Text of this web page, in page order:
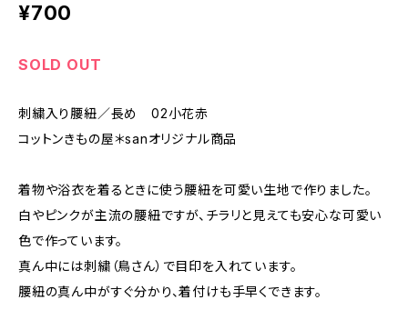
¥700
SOLD OUT
刺繍入り腰紐／長め 02小花赤
コットンきもの屋＊sanオリジナル商品
着物や浴衣を着るときに使う腰紐を可愛い生地で作りました。
白やピンクが主流の腰紐ですが、チラリと見えても安心な可愛い
色で作っています。
真ん中には刺繍（鳥さん）で目印を入れています。
腰紐の真ん中がすぐ分かり、着付けも手早くできます。